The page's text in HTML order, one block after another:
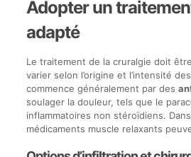
Adopter un
adapté
Le traitement de la cruralgie doit
varier selon l’origine et l’intensité
commence généralement par des
soulager la douleur, tels que le
inflammatoires non stéroïdiens.
médicaments muscle relaxants